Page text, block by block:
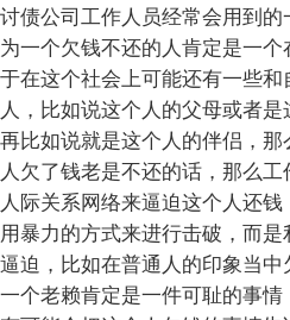
讨债公司工作人员经常会用到
为一个欠钱不还的人肯定是一
于在这个社会上可能还有一些
人，比如说这个人的父母或者是
再比如说就是这个人的伴侣，
人欠了钱老是不还的话，那么
人际关系网络来逼迫这个人还
用暴力的方式来进行击破，而
逼迫，比如在普通人的印象当
一个老赖肯定是一件可耻的事